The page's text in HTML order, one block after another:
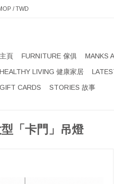
/TWD
主頁 FURNITURE 傢俱 MANKS
HEALTHY LIVING 健康家居
GIFT CARDS
STORIES 故事
「卡門」吊燈